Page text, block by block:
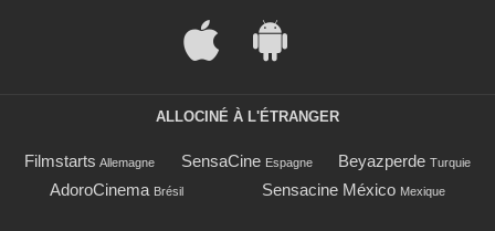
ALLOCINÉ À L'ÉTRANGER
Filmstarts Allemagne SensaCine Espagne Beyazperde Turquie
AdoroCinema Brésil Sensacine México Mexique